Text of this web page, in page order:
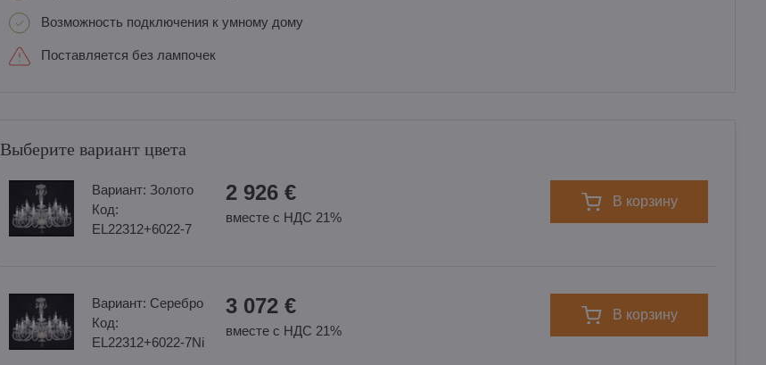
Возможность подключения к умному дому
Поставляется без лампочек
Выберите вариант цвета
Вариант: Золотo
Код:
EL22312+6022-7
2 926 €
вместе с НДС 21%
в корзину
Вариант: Cеребро
Код:
EL22312+6022-7Ni
3 072 €
вместе с НДС 21%
в корзину